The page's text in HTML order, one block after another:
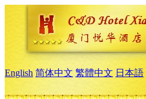
English 简体中文 繁體中文 日本語